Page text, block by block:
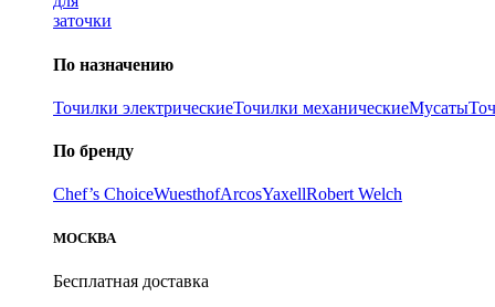
заточки
По назначению
Точилки электрическиеТочилки механическиеМусаты
По бренду
Chef’s ChoiceWuesthofArcosYaxellRobert Welch
МОСКВА
Бесплатная доставка